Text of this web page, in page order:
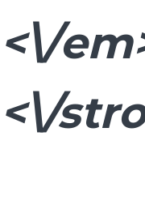
<\/
<\/